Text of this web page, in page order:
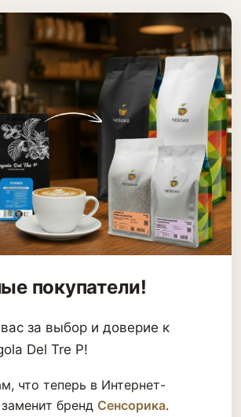
покупатели!
за выбор и доверие к
Del Tre P!
что теперь в Интернет-
бренд Сенсорика.